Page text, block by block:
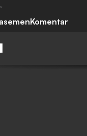
,
Komentar